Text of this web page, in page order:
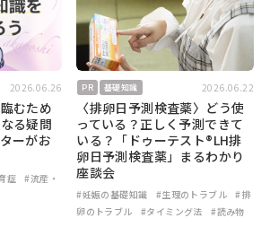
2026.06.26
むため
る疑問
ーがお
症
#流産・
PR 基礎知識 2026.06.22
〈排卵日予測検査薬〉どう使
っている？正しく予測できて
いる？「ドゥーテスト®LH排
卵日予測検査薬」まるわかり
座談会
#妊娠の基礎知識 #生理のトラブル
#排
卵のトラブル
#タイミング法 #読み物